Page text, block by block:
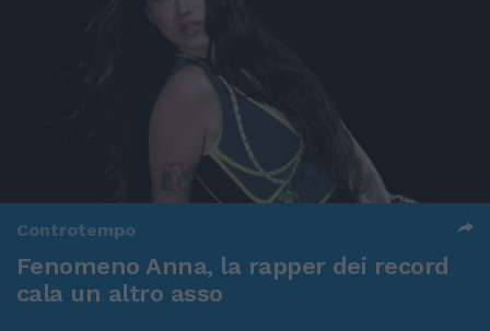
Controtempo
Fenomeno Anna, la rapper dei record
cala un altro asso